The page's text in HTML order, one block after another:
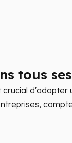
tous
crucial